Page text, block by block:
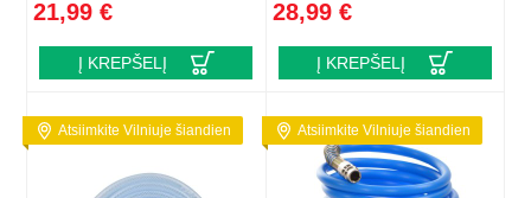
21,99 €
Į KREPŠELĮ
28,99 €
Į KREPŠELĮ
Atsiimkite Vilniuje šiandien Atsiimkite Vilniuje šiandien